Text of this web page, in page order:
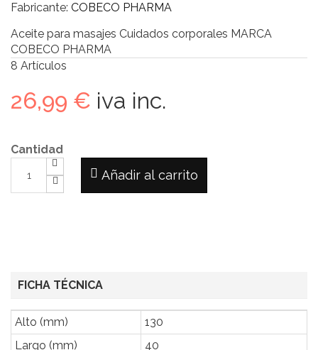
Fabricante: COBECO PHARMA
Aceite para masajes Cuidados corporales MARCA
COBECO PHARMA
8 Artículos
26,99 € iva inc.
Cantidad
Añadir al carrito
FICHA TÉCNICA
Alto (mm)
130
Largo (mm)
40